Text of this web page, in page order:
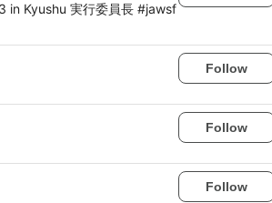
in Kyushu 実行委員長 #jawsf
Follow
Follow
Follow